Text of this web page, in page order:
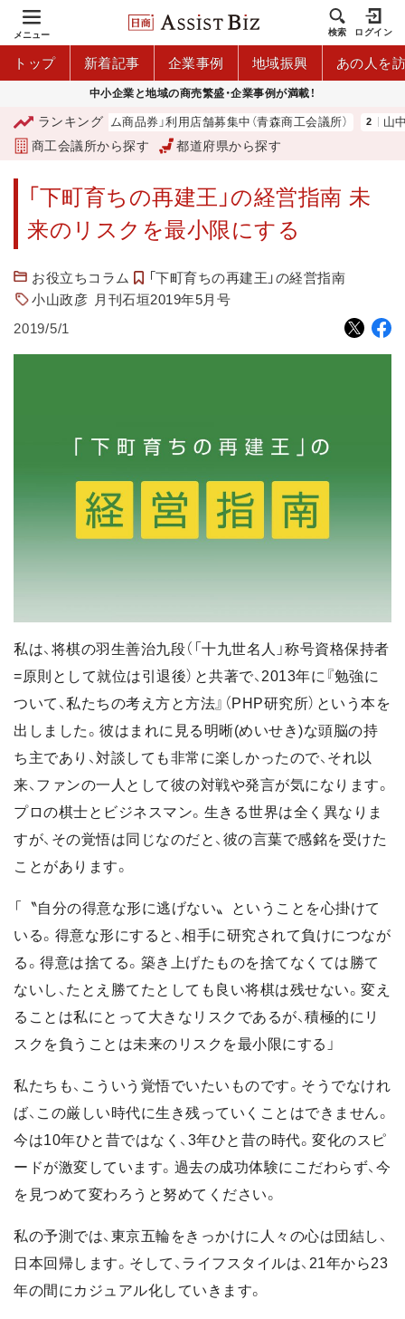
メニュー 検索 ログイン
トップ 新着記事 企業事例 地域振興 あの人を
中小企業と地域の商売繁盛・企業事例が満載！
ランキング
青森市プレミアム商品券」利用店舗募集中（青森商工会議所） 山中伸
商工会議所から探す 都道府県から探す
「下町育ちの再建王」の経営指南 未
来のリスクを最小限にする
お役立ちコラム
「下町育ちの再建王」の経営指南
小山政彦 月刊石垣2019年5月号
2019/5/1
私は、将棋の羽生善治九段（「十九世名人」称号資格保持者
=原則として就位は引退後）と共著で、2013年に『勉強に
ついて、私たちの考え方と方法』（PHP研究所）という本を
出しました。彼はまれに見る明晰(めいせき)な頭脳の持
ち主であり、対談しても非常に楽しかったので、それ以
来、ファンの一人として彼の対戦や発言が気になります。
プロの棋士とビジネスマン。生きる世界は全く異なりま
すが、その覚悟は同じなのだと、彼の言葉で感銘を受けた
ことがあります。
「〝自分の得意な形に逃げない〟ということを心掛けて
いる。得意な形にすると、相手に研究されて負けにつなが
る。得意は捨てる。築き上げたものを捨てなくては勝て
ないし、たとえ勝てたとしても良い将棋は残せない。変え
ることは私にとって大きなリスクであるが、積極的にリ
スクを負うことは未来のリスクを最小限にする」
私たちも、こういう覚悟でいたいものです。そうでなけれ
ば、この厳しい時代に生き残っていくことはできません。
今は10年ひと昔ではなく、3年ひと昔の時代。変化のスピ
ードが激変しています。過去の成功体験にこだわらず、今
を見つめて変わろうと努めてください。
私の予測では、東京五輪をきっかけに人々の心は団結し、
日本回帰します。そして、ライフスタイルは、21年から23
年の間にカジュアル化していきます。